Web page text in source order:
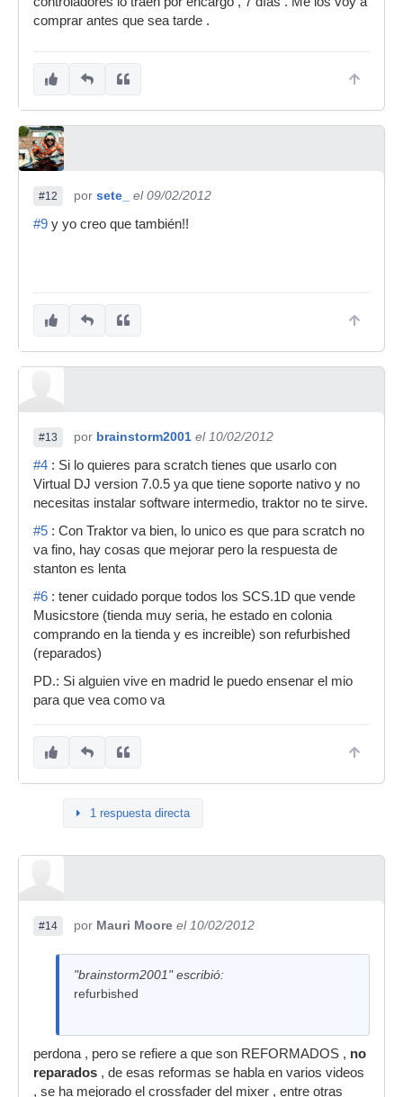
comprar antes que sea tarde .
#12 por sete_
el 09/02/2012
#9 y yo creo que también!!
#13 por brainstorm2001 el 10/02/2012
#4 : Si lo quieres para scratch tienes que usarlo con
Virtual DJ version 7.0.5 ya que tiene soporte nativo y no
necesitas instalar software intermedio, traktor no te sirve.
#5 : Con Traktor va bien, lo unico es que para scratch no
va fino, hay cosas que mejorar pero la respuesta de
stanton es lenta
#6 : tener cuidado porque todos los SCS.1D que vende
Musicstore (tienda muy seria, he estado en colonia
comprando en la tienda y es increible) son refurbished
(reparados)
PD.: Si alguien vive en madrid le puedo ensenar el mio
para que vea como va
1 respuesta directa
#14 por Mauri Moore el 10/02/2012
"brainstorm2001" escribió:
refurbished
perdona , pero se refiere a que son REFORMADOS , no
reparados , de esas reformas se habla en varios videos
, se ha mejorado el crossfader del mixer , entre otras